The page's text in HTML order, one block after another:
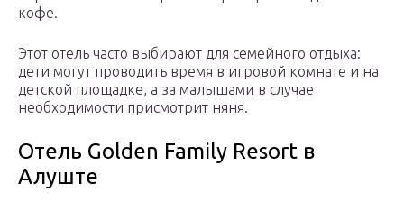
кофе.
Этот отель часто выбирают для семейного отдыха:
дети могут проводить время в игровой комнате и на
детской площадке, а за малышами в случае
необходимости присмотрит няня.
Отель Golden Family Resort в
Алуште